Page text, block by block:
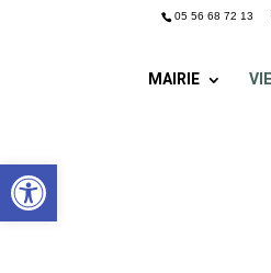
Ouvrir la barre d’outils
05 56 68 72 13
MAIRIE